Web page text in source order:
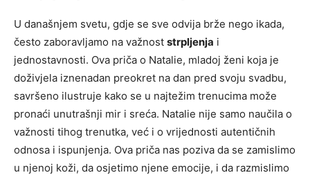
U današnjem svetu, gdje se sve odvija brže nego ikada,
često zaboravljamo na važnost strpljenja i
jednostavnosti. Ova priča o Natalie, mladoj ženi koja je
doživjela iznenadan preokret na dan pred svoju svadbu,
savršeno ilustruje kako se u najtežim trenucima može
pronaći unutrašnji mir i sreća. Natalie nije samo naučila o
važnosti tihog trenutka, već i o vrijednosti autentičnih
odnosa i ispunjenja. Ova priča nas poziva da se zamislimo
u njenoj koži, da osjetimo njene emocije, i da razmislimo